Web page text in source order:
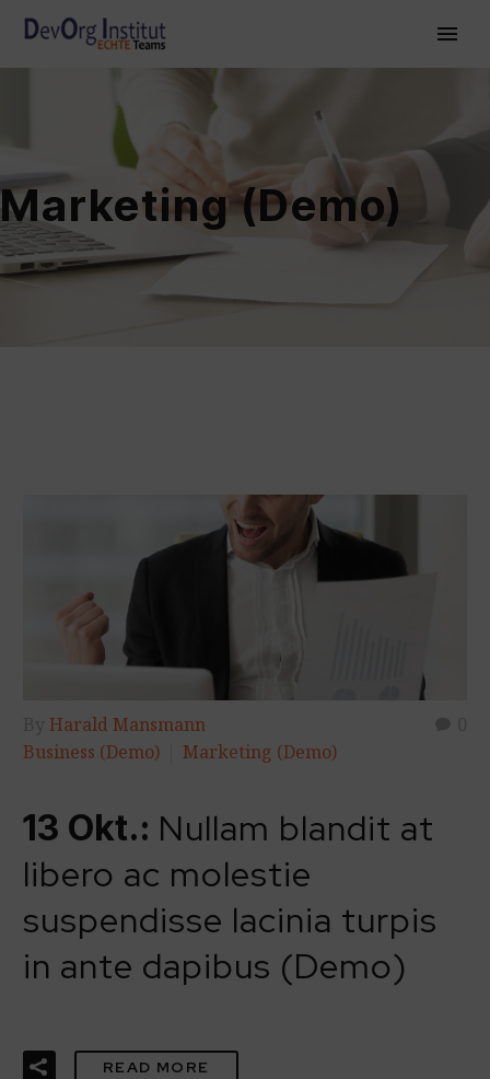
Marketing (Demo)
Harald Mansmann
Business (Demo)
Marketing (Demo)
13 Okt.: Nullam blandit at
libero ac molestie
suspendisse lacinia turpis
in ante dapibus (Demo)
READ MORE